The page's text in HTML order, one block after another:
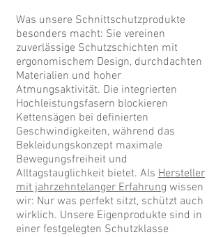
Was unsere Schnittschutzprodukte
besonders macht: Sie vereinen
zuverlässige Schutzschichten mit
ergonomischem Design, durchdachten
Materialien und hoher
Atmungsaktivität. Die integrierten
Hochleistungsfasern blockieren
Kettensägen bei definierten
Geschwindigkeiten, während das
Bekleidungskonzept maximale
Bewegungsfreiheit und
Alltagstauglichkeit bietet. Als Hersteller
mit jahrzehntelanger Erfahrung wissen
wir: Nur was perfekt sitzt, schützt auch
wirklich. Unsere Eigenprodukte sind in
einer festgelegten Schutzklasse